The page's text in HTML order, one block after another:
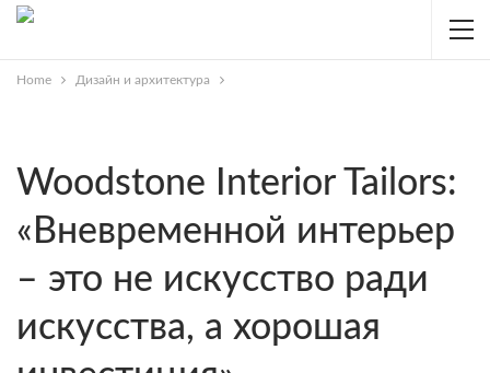
Home Дизайн и архитектура
Woodstone Interior Tailors:
«Вневременной интерьер
– это не искусство ради
искусства, а хорошая